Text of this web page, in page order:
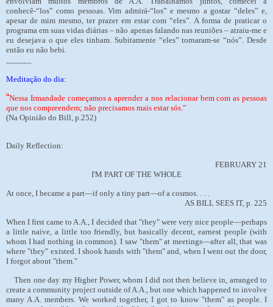
conhecê-“los” como pessoas. Vim admirá-“los” e mesmo a gostar “deles” e,
apesar de mim mesmo, ter prazer em estar com “eles”. A forma de praticar o
programa em suas vidas diárias – não apenas falando nas reuniões – atraiu-me e
eu desejava o que eles tinham. Subitamente “eles” tornaram-se “nós”. Desde
então eu não bebi.
Meditação do dia:
“Nessa Irmandade começamos a aprender a nos relacionar bem com as pessoas
que nos compreendem; não precisamos mais estar sós.”
(Na Opinião do Bill, p.252)
Daily Reflection:
FEBRUARY 21
I'M PART OF THE WHOLE
At once, I became a part—if only a tiny part—of a cosmos.
AS BILL SEES IT, p. 225
When I first came to A.A., I decided that "they" were very nice people—perhaps
a little naive, a little too friendly, but basically decent, earnest people (with
whom I had nothing in common). I saw "them" at meetings—after all, that was
where "they" existed. I shook hands with "them" and, when I went out the door,
I forgot about "them."
Then one day my Higher Power, whom I did not then believe in, arranged to
create a community project outside of A.A., but one which happened to involve
many A.A. members. We worked together, I got to know "them" as people. I